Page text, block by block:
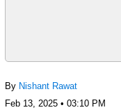
By Nishant Rawat
Feb 13, 2025 • 03:10 PM